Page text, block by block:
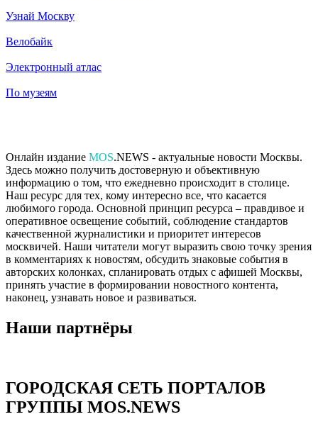
Узнай Москву
Велобайк
Электронный атлас
По музеям
Онлайн издание MOS.NEWS - актуальные новости Москвы.
Здесь можно получить достоверную и объективную
информацию о том, что ежедневно происходит в столице.
Наш ресурс для тех, кому интересно все, что касается
любимого города. Основной принцип ресурса – правдивое и
оперативное освещение событий, соблюдение стандартов
качественной журналистики и приоритет интересов
москвичей. Наши читатели могут выразить свою точку зрения
в комментариях к новостям, обсудить знаковые события в
авторских колонках, спланировать отдых с афишей Москвы,
принять участие в формировании новостного контента,
наконец, узнавать новое и развиваться.
Наши партнёры
ГОРОДСКАЯ СЕТЬ ПОРТАЛОВ
ГРУППЫ MOS.NEWS